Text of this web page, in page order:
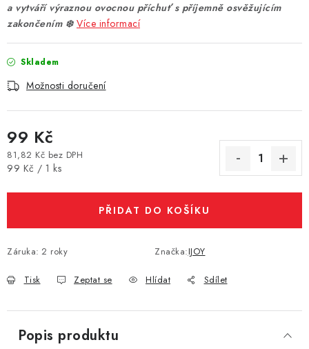
Vše o nákupu Jak reklamovat či vrátit zboží
Kontakty
Prodejny Volná místa
a vytváří výraznou ovocnou příchuť s příjemně osvěžujícím
zakončením ❄️ Více informací
Skladem
Možnosti doručení
99 Kč
81,82 Kč bez DPH
Měrná cena:
99 Kč / 1 ks
PŘIDAT DO KOŠÍKU
Záruka: 2 roky Značka:IJOY
Tisk Zeptat se Hlídat Sdílet
Popis produktu